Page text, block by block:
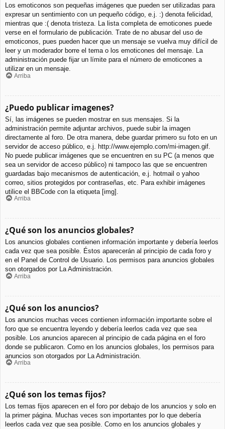
Los emoticonos son pequeñas imágenes que pueden ser utilizadas para
expresar un sentimiento con un pequeño código, e.j. :) denota felicidad,
mientras que :( denota tristeza. La lista completa de emoticones puede
verse en el formulario de publicación. Trate de no abusar del uso de
emoticonos, pues pueden hacer que un mensaje se vuelva muy difícil de
leer y un moderador borre el tema o los emoticones del mensaje. La
administración puede fijar un límite para el número de emoticones a
utilizar en un mensaje.
Arriba
¿Puedo publicar imagenes?
Sí, las imágenes se pueden mostrar en sus mensajes. Si la
administración permite adjuntar archivos, puede subir la imagen
directamente al foro. De otra manera, debe guardar primero su foto en un
servidor de acceso público, e.j. http://www.ejemplo.com/mi-imagen.gif.
No puede publicar imágenes que se encuentren en su PC (a menos que
sea un servidor de acceso público) ni tampoco las que se encuentren
guardadas bajo mecanismos de autenticación, e.j. hotmail o yahoo
correo, sitios protegidos por contraseñas, etc. Para exhibir imágenes
utilice el BBCode con la etiqueta [img].
Arriba
¿Qué son los anuncios globales?
Los anuncios globales contienen información importante y debería leerlos
cada vez que sea posible. Éstos aparecerán al principio de cada foro y
en el Panel de Control de Usuario. Los permisos para anuncios globales
son otorgados por La Administración.
Arriba
¿Qué son los anuncios?
Los anuncios muchas veces contienen información importante sobre el
foro que se encuentra leyendo y debería leerlos cada vez que sea
posible. Los anuncios aparecen al principio de cada página en el foro
donde se publicaron. Como en los anuncios globales, los permisos para
anuncios son otorgados por La Administración.
Arriba
¿Qué son los temas fijos?
Los temas fijos aparecen en el foro por debajo de los anuncios y solo en
la primer página. Muchas veces son importantes por lo que debería
leerlos cada vez que sea posible. Como en los anuncios globales y